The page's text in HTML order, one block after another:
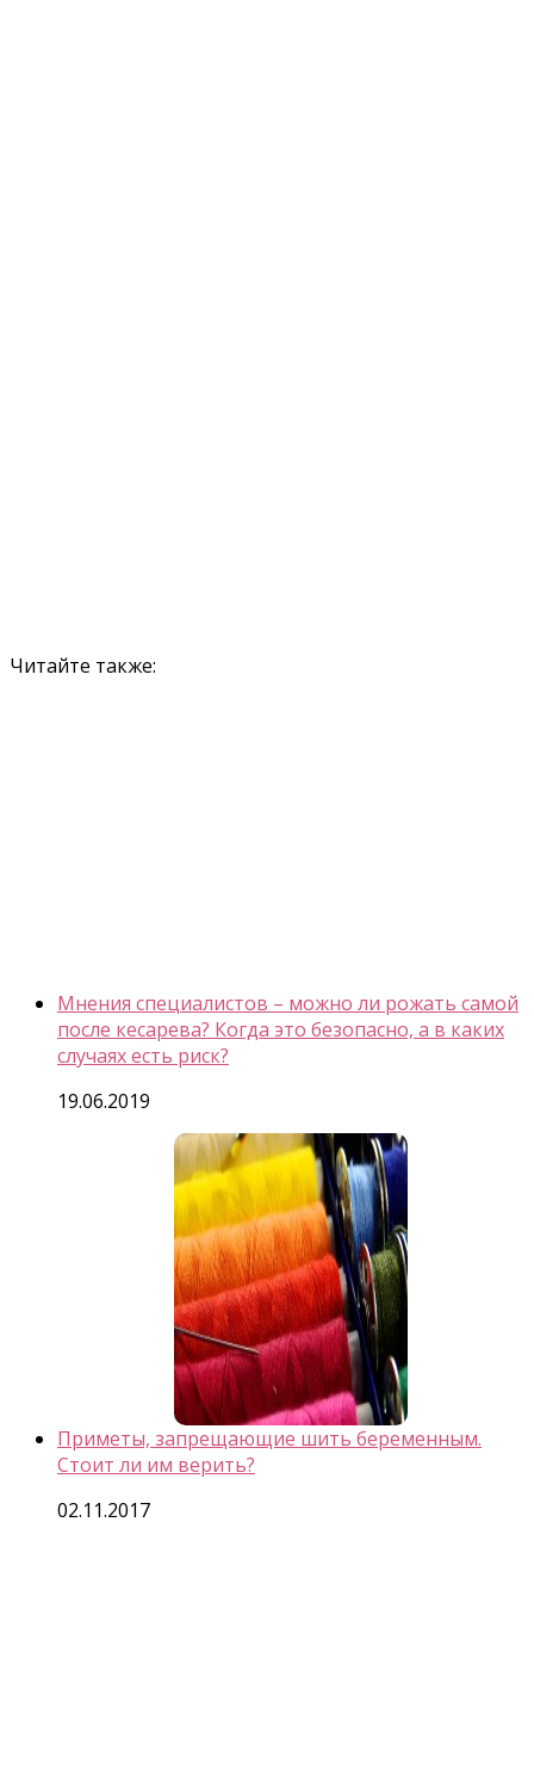
Читайте также:
Мнения специалистов – можно ли рожать самой
после кесарева? Когда это безопасно, а в каких
случаях есть риск?
19.06.2019
Приметы, запрещающие шить беременным.
Стоит ли им верить?
02.11.2017